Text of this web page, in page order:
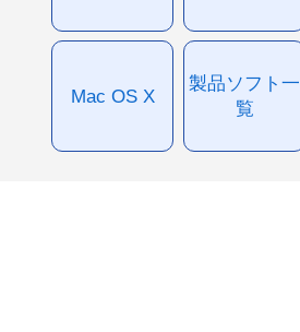
Mac OS X
製品ソフト一
覧